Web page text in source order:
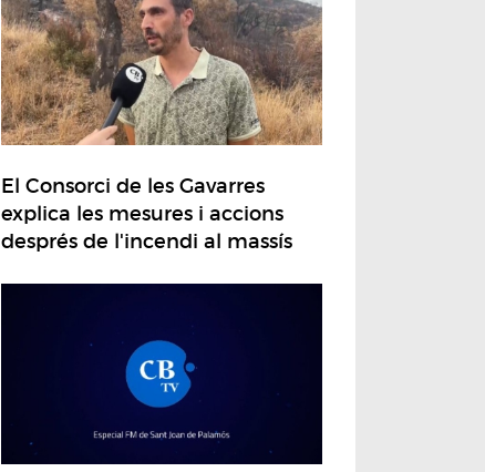
El Consorci de les Gavarres
explica les mesures i accions
després de l'incendi al massís